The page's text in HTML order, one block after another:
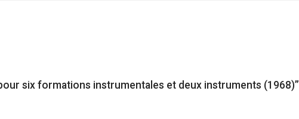
six formations instrumentales et deux instruments (1968)”